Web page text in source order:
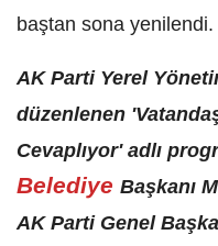
baştan sona yenilendi.
AK Parti Yerel
düzenlenen
Cevaplıyor' adlı
Belediye Başkanı
AK Parti Genel